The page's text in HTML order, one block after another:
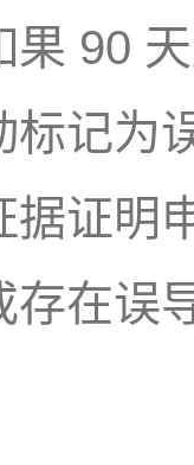
果 90
标记为
据证明
存在误